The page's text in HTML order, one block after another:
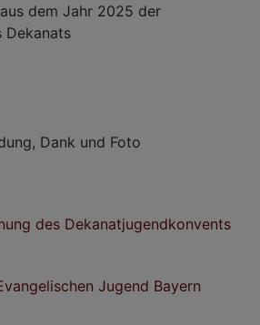
dem Jahr 2025 der
Dekanats
Dank und Foto
des Dekanatjugendkonvents
Jugend Bayern